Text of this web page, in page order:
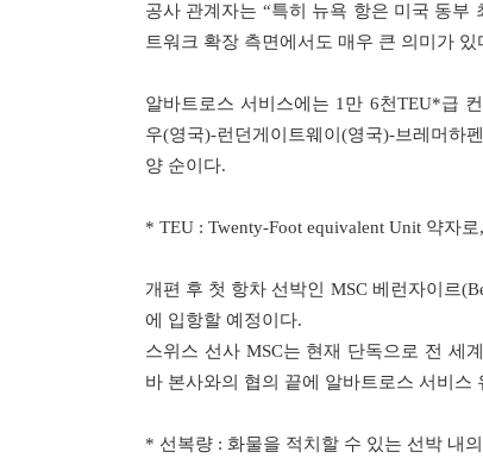
공사 관계자는 “특히 뉴욕 항은 미국 동부
트워크 확장 측면에서도 매우 큰 의미가 있
알바트로스 서비스에는 1만 6천TEU*급
우(영국)-런던게이트웨이(영국)-브레머하
양 순이다.
* TEU : Twenty-Foot equivalent Unit 약자
개편 후 첫 항차 선박인 MSC 베런자이르
에 입항할 예정이다.
스위스 선사 MSC는 현재 단독으로 전 세
바 본사와의 협의 끝에 알바트로스 서비스
* 선복량 : 화물을 적치할 수 있는 선박 내